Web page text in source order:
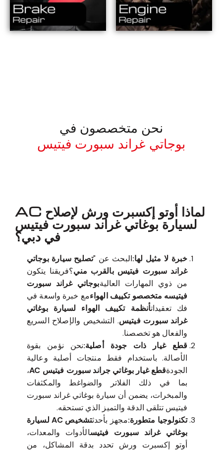
نحن متخصصون في
بوجاتي غراند سبورت فيتيس
لماذا أوتو إكسبرت ورش لإصلاح AC
لسيارة بوغاتي غراند سبورت فيتيس
في دبي؟
خبرة لا مثيل لها:البحث عن "تصليح سيارة بوجاتي
غراند سبورت فيتيس بالقرب مني؟فريقنا يتكون
من ذوي المهارات العاليةبوجاتي غراند سبورت
فيتيسه متخصصو تكييف الهواءمع خبرة واسعة في
فك تعقيداتأنظمة تكييف الهواء لسيارة بوغاتي
غراند سبورت فيتيس. التشخيص والإصلاح السريع
والفعال هو تخصصنا.
قطع غيار ذات جودة أصلية:نحن نؤمن بقوة
الأصالة. باستخدام فقط منتجات أصلية وعالية
الجودةقطع غيار بوغاتي جراند سبورت فيتيس AC
،
بما في ذلك الفلاتر والضواغط والمكثفات
والمبخرات، يضمن أن سيارة بوغاتي غراند سبورت
فيتيس تتلقى الدقة والتميز الذي تستحقه.
تكنولوجيا متطورة:مجهز بأحدث
تشخيص AC لسيارة
بوغاتي غراند سبورت فيتيسالأدوات والمعدات،
أوتو إكسبرت ورش تحدد بدقة المشاكل، من